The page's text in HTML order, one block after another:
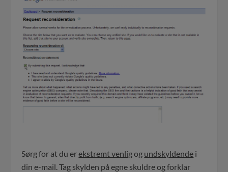
Sørg for at du erekstremt venligog undskyldende i
din e-mail. Tag skylden på egne skuldre og forklar